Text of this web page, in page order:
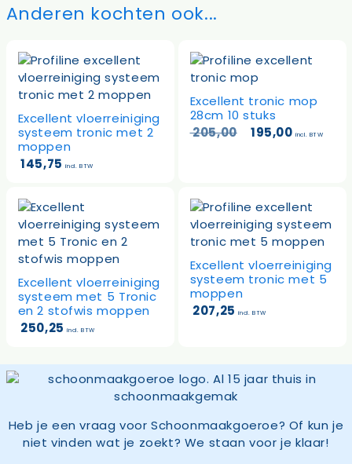
Anderen kochten ook...
Excellent vloerreiniging
systeem tronic met 2
moppen
145,75 incl. BTW
Excellent tronic mop
28cm 10 stuks
205,00
195,00Huidige
incl. BTW
Excellent vloerreiniging
systeem met 5 Tronic
en 2 stofwis moppen
250,25 incl. BTW
Excellent vloerreiniging
systeem tronic met 5
moppen
207,25 incl. BTW
Heb je een vraag voor Schoonmaakgoeroe? Of kun je
niet vinden wat je zoekt? We staan voor je klaar!